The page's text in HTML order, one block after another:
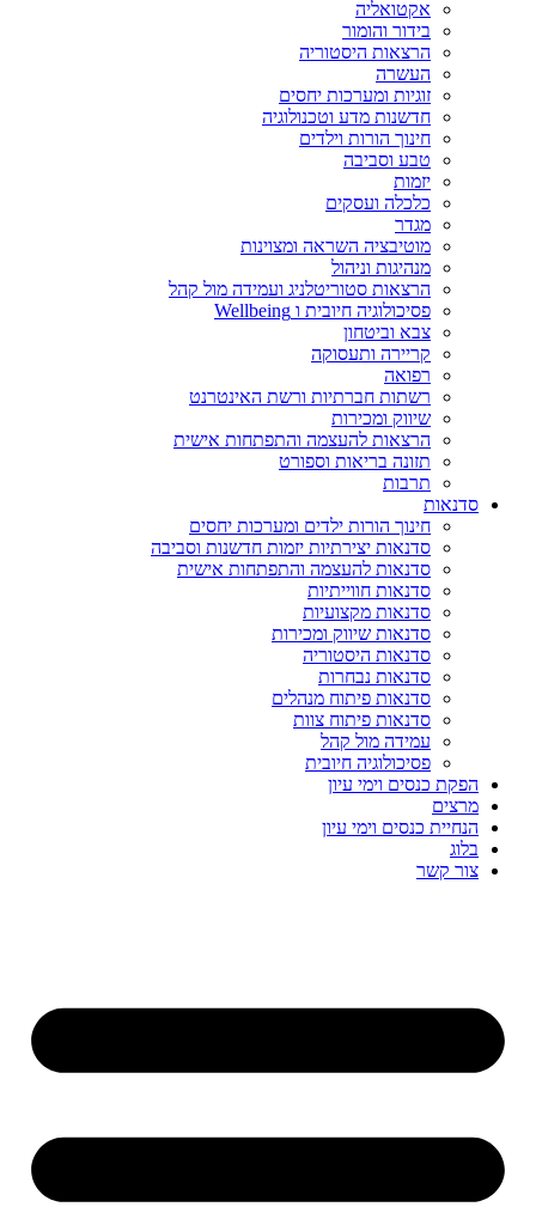
אקטואליה
בידור והומור
הרצאות היסטוריה
העשרה
זוגיות ומערכות יחסים
חדשנות מדע וטכנולוגיה
חינוך הורות וילדים
טבע וסביבה
יזמות
כלכלה ועסקים
מגדר
מוטיבציה השראה ומצוינות
מנהיגות וניהול
הרצאות סטוריטלניג ועמידה מול קהל
פסיכולוגיה חיובית ו Wellbeing
צבא וביטחון
קריירה ותעסוקה
רפואה
רשתות חברתיות ורשת האינטרנט
שיווק ומכירות
הרצאות להעצמה והתפתחות אישית
תזונה בריאות וספורט
תרבות
סדנאות
חינוך הורות ילדים ומערכות יחסים
סדנאות יצירתיות יזמות חדשנות וסביבה
סדנאות להעצמה והתפתחות אישית
סדנאות חווייתיות
סדנאות מקצועיות
סדנאות שיווק ומכירות
סדנאות היסטוריה
סדנאות נבחרות
סדנאות פיתוח מנהלים
סדנאות פיתוח צוות
עמידה מול קהל
פסיכולוגיה חיובית
הפקת כנסים וימי עיון
מרצים
הנחיית כנסים וימי עיון
בלוג
צור קשר